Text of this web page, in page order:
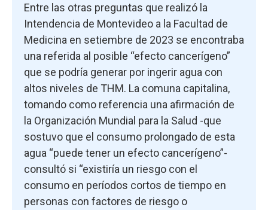
Entre las otras preguntas que realizó la
Intendencia de Montevideo a la Facultad de
Medicina en setiembre de 2023 se encontraba
una referida al posible “efecto cancerígeno”
que se podría generar por ingerir agua con
altos niveles de THM. La comuna capitalina,
tomando como referencia una afirmación de
la Organización Mundial para la Salud -que
sostuvo que el consumo prolongado de esta
agua “puede tener un efecto cancerígeno”-
consultó si “existiría un riesgo con el
consumo en períodos cortos de tiempo en
personas con factores de riesgo o